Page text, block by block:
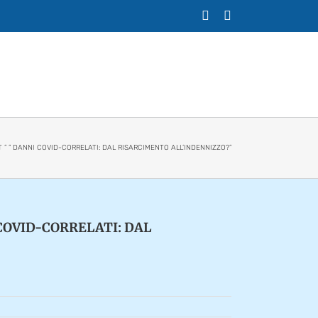
DANNI COVID-CORRELATI: DAL RISARCIMENTO ALL’INDENNIZZO?”
CORRELATI: DAL